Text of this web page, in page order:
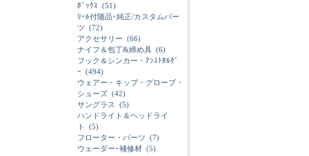
ﾎﾞｯｸｽ (51)
ﾘｰﾙ付随品･純正/カスタムパー
ツ (72)
アクセサリー (66)
ナイフ＆包丁&締め具 (6)
フック＆シンカー・ｱｼｽﾄﾎﾙﾀﾞ
ｰ (494)
ウェアー・キップ・グローブ・
シューズ (42)
サングラス
(5)
ハンドライト＆ヘッドライ
ト
(5)
フローター・パーツ (7)
ウェーダー･補修材 (5)